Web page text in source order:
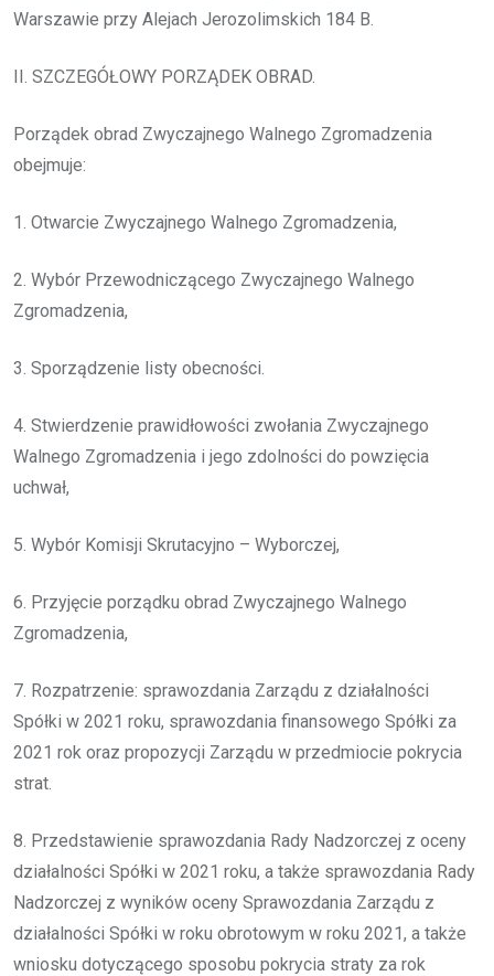
Warszawie przy Alejach Jerozolimskich 184 B.
II. SZCZEGÓŁOWY PORZĄDEK OBRAD.
Porządek obrad Zwyczajnego Walnego Zgromadzenia
obejmuje:
1. Otwarcie Zwyczajnego Walnego Zgromadzenia,
2. Wybór Przewodniczącego Zwyczajnego Walnego
Zgromadzenia,
3. Sporządzenie listy obecności.
4. Stwierdzenie prawidłowości zwołania Zwyczajnego
Walnego Zgromadzenia i jego zdolności do powzięcia
uchwał,
5. Wybór Komisji Skrutacyjno – Wyborczej,
6. Przyjęcie porządku obrad Zwyczajnego Walnego
Zgromadzenia,
7. Rozpatrzenie: sprawozdania Zarządu z działalności
Spółki w 2021 roku, sprawozdania finansowego Spółki za
2021 rok oraz propozycji Zarządu w przedmiocie pokrycia
strat.
8. Przedstawienie sprawozdania Rady Nadzorczej z oceny
działalności Spółki w 2021 roku, a także sprawozdania Rady
Nadzorczej z wyników oceny Sprawozdania Zarządu z
działalności Spółki w roku obrotowym w roku 2021, a także
wniosku dotyczącego sposobu pokrycia straty za rok